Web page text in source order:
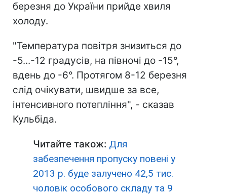
березня до України прийде хвиля
холоду.
"Температура повітря знизиться до
-5...-12 градусів, на півночі до -15°,
вдень до -6°. Протягом 8-12 березня
слід очікувати, швидше за все,
інтенсивного потепління", - сказав
Кульбіда.
Читайте також: Для
забезпечення пропуску повені у
2013 р. буде залучено 42,5 тис.
чоловік особового складу та 9